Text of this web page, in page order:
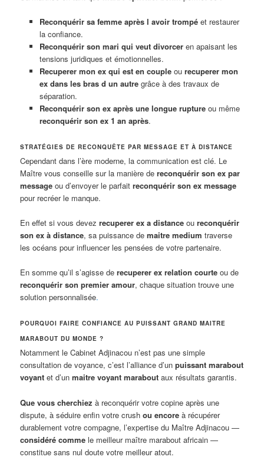
Reconquérir sa femme après l avoir trompéet restaurer
la confiance.
Reconquérir son mari qui veut divorceren apaisant les
tensions juridiques et émotionnelles.
Recuperer mon ex qui est en coupleou recuperer mon
ex dans les bras d un autregrâce à des travaux de
séparation.
Reconquérir son ex après une longue ruptureou même
reconquérir son ex 1 an après.
STRATÉGIES DE RECONQUÊTE PAR MESSAGE ET À DISTANCE
Cependant dans l’ère moderne, la communication est clé. Le
Maître vous conseille sur la manière dereconquérir son ex par
message ou d’envoyer le parfaitreconquérir son ex message
pour recréer le manque.
En effet si vous devezrecuperer ex a distance oureconquérir
son ex à distance, sa puissance demaitre medium traverse
les océans pour influencer les pensées de votre partenaire.
En somme qu’il s’agisse derecuperer ex relation courte ou de
reconquérir son premier amour, chaque situation trouve une
solution personnalisée.
POURQUOI FAIRE CONFIANCE AU PUISSANT GRAND MAITRE
MARABOUT DU MONDE ?
Notamment le Cabinet Adjinacou n’est pas une simple
consultation de voyance, c’est l’alliance d’unpuissant marabout
voyant et d’unmaitre voyant marabout aux résultats garantis.
Que vous cherchiez à reconquérir votre copine après une
dispute, à séduire enfin votre crushou encore à récupérer
durablement votre compagne, l’expertise du Maître Adjinacou —
considéré comme le meilleur maître marabout africain —
constitue sans nul doute votre meilleur atout.